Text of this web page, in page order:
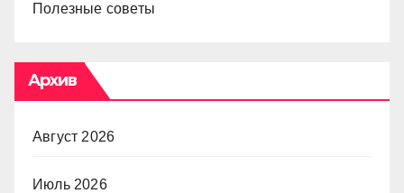
Полезные советы
Архив
Август 2026
Июль 2026